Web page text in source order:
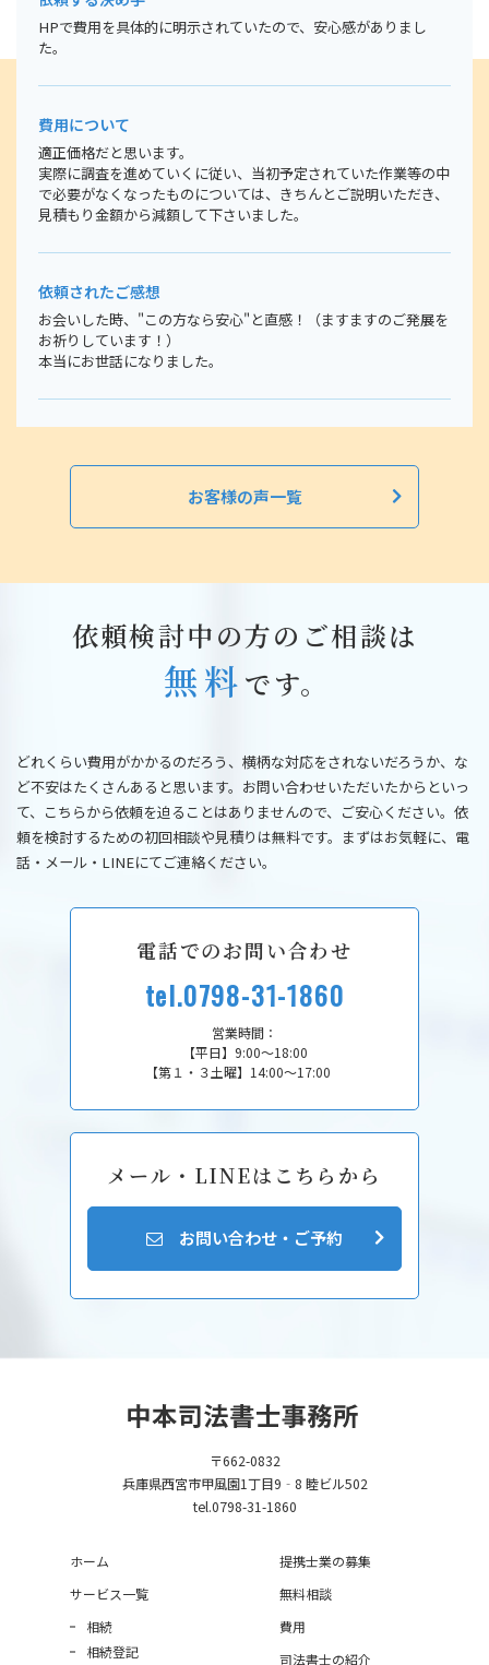
お問い合わせ・ご予約はこちら
HPで費用を具体的に明示されていたので、安心感がありまし
た。
費用について
適正価格だと思います。
実際に調査を進めていくに従い、当初予定されていた作業等の中
で必要がなくなったものについては、きちんとご説明いただき、
見積もり金額から減額して下さいました。
依頼されたご感想
お会いした時、"この方なら安心"と直感！（ますますのご発展を
お祈りしています！）
本当にお世話になりました。
お客様の声一覧
依頼検討中の方のご相談は
無料 です。
どれくらい費用がかかるのだろう、横柄な対応をされないだろうか、な
ど不安はたくさんあると思います。お問い合わせいただいたからといっ
て、こちらから依頼を迫ることはありませんので、ご安心ください。依
頼を検討するための初回相談や見積りは無料です。まずはお気軽に、電
話・メール・LINEにてご連絡ください。
電話でのお問い合わせ
tel.0798-31-1860
営業時間：
【平日】9:00～18:00
【第１・３土曜】14:00～17:00
メール・LINEはこちらから
お問い合わせ・ご予約
〒662-0832
兵庫県西宮市甲風園1丁目9‐8 睦ビル502
tel.0798-31-1860
ホーム
サービス一覧
相続
相続登記
提携士業の募集
無料相談
費用
司法書士の紹介